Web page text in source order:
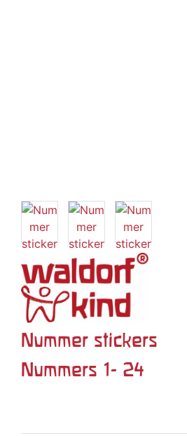
Nummer stickers
Nummers 1- 24